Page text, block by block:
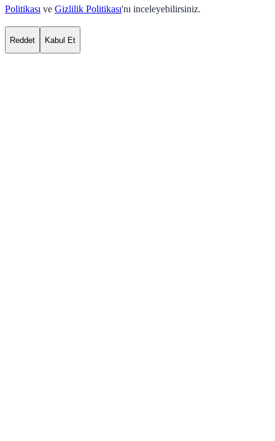
Politikası ve Gizlilik Politikası'nı inceleyebilirsiniz.
Reddet Kabul Et